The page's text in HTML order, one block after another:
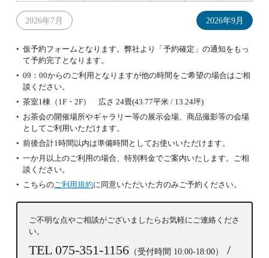
2026年7月 2026年9月
仮予約フォームとなります。弊社より「予約確定」の通知をもっ
て予約完了となります。
09：00からのご利用となりますが他の時間をご希望の場合はご相
談ください。
茶室1棟（1F・2F） 広さ 24畳(43.77平米 / 13.24坪)
お茶会の開催場所やギャラリー等の展示会場、商品撮影等の会場
としてご利用いただけます。
前後合計1時間以内は準備時間としてお使いいただけます。
一か月以上のご利用の場合、特別料金でご案内いたします。ご相
談ください。
こちらのご利用規約に同意いただいた方のみご予約ください。
ご不明な点やご相談がございましたらお気軽にご連絡くださ
い。
TEL 075-351-1156 （受付時間 10:00-18:00） /